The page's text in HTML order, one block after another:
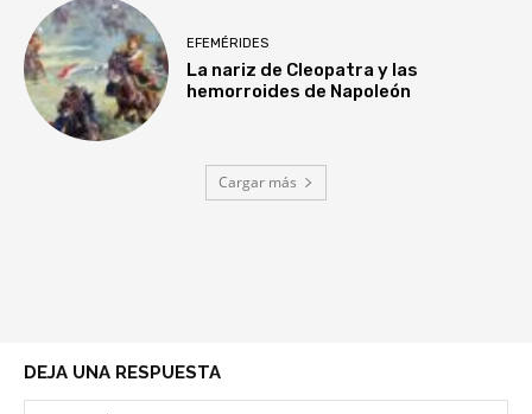
EFEMÉRIDES
La nariz de Cleopatra y las
hemorroides de Napoleón
Cargar más
DEJA UNA RESPUESTA